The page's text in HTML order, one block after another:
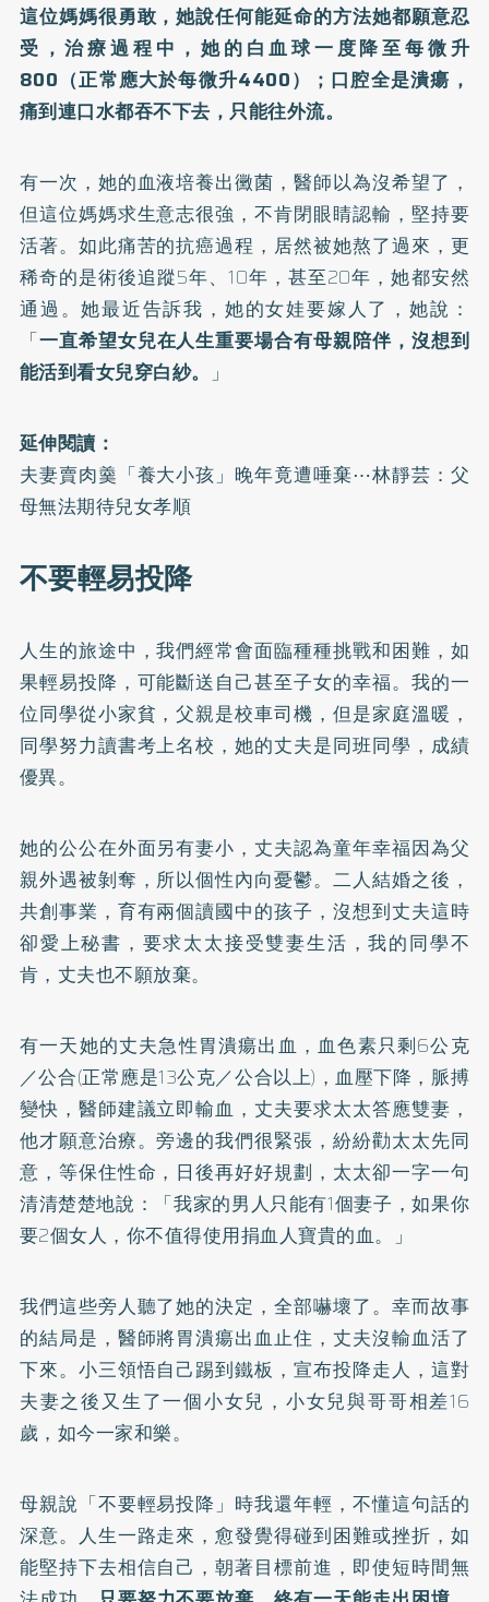
這位媽媽很勇敢，她說任何能延命的方法她都願意忍
受，治療過程中，她的白血球一度降至每微升
800（正常應大於每微升4400）；口腔全是潰瘍，
痛到連口水都吞不下去，只能往外流。
有一次，她的血液培養出黴菌，醫師以為沒希望了，
但這位媽媽求生意志很強，不肯閉眼睛認輸，堅持要
活著。如此痛苦的抗癌過程，居然被她熬了過來，更
稀奇的是術後追蹤5年、10年，甚至20年，她都安然
通過。她最近告訴我，她的女娃要嫁人了，她說：
「一直希望女兒在人生重要場合有母親陪伴，沒想到
能活到看女兒穿白紗。
」
延伸閱讀：
夫妻賣肉羹「養大小孩」晚年竟遭唾棄⋯林靜芸：父
母無法期待兒女孝順
不要輕易投降
人生的旅途中，我們經常會面臨種種挑戰和困難，如
果輕易投降，可能斷送自己甚至子女的幸福。我的一
位同學從小家貧，父親是校車司機，但是家庭溫暖，
同學努力讀書考上名校，她的丈夫是同班同學，成績
優異。
她的公公在外面另有妻小，丈夫認為童年幸福因為父
親外遇被剝奪，所以個性內向憂鬱。二人結婚之後，
共創事業，育有兩個讀國中的孩子，沒想到丈夫這時
卻愛上秘書，要求太太接受雙妻生活，我的同學不
肯，丈夫也不願放棄。
有一天她的丈夫急性胃潰瘍出血，血色素只剩6公克
／公合(正常應是13公克／公合以上)，血壓下降，脈搏
變快，醫師建議立即輸血，丈夫要求太太答應雙妻，
他才願意治療。旁邊的我們很緊張，紛紛勸太太先同
意，等保住性命，日後再好好規劃，太太卻一字一句
清清楚楚地說：「我家的男人只能有1個妻子，如果你
要2個女人，你不值得使用捐血人寶貴的血。」
我們這些旁人聽了她的決定，全部嚇壞了。幸而故事
的結局是，醫師將胃潰瘍出血止住，丈夫沒輸血活了
下來。小三領悟自己踢到鐵板，宣布投降走人，這對
夫妻之後又生了一個小女兒，小女兒與哥哥相差16
歲，如今一家和樂。
母親說「不要輕易投降」時我還年輕，不懂這句話的
深意。人生一路走來，愈發覺得碰到困難或挫折，如
能堅持下去相信自己，朝著目標前進，即使短時間無